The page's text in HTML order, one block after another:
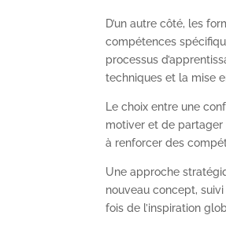
D’un autre côté, les
compétences
processus
techniques et la mise
Le choix entre une
motiver et de partager
à renforcer des
Une approche
nouveau concept,
fois de l’inspiration